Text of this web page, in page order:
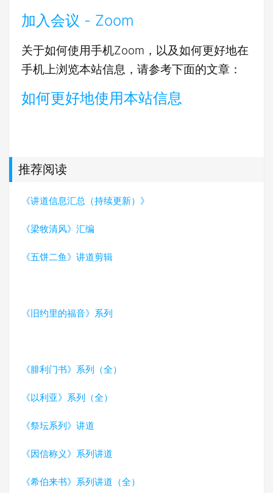
加入会议 - Zoom
关于如何使用手机Zoom，以及如何更好地在
手机上浏览本站信息，请参考下面的文章：
如何更好地使用本站信息
推荐阅读
《讲道信息汇总（持续更新）》
《梁牧清风》汇编
《五饼二鱼》讲道剪辑
《旧约里的福音》系列
《腓利门书》系列（全）
《以利亚》系列（全）
《祭坛系列》讲道
《因信称义》系列讲道
《希伯来书》系列讲道（全）